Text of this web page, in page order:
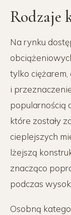
Rodzaje
Na rynku
tylko ciężarem,
i
popularnością
które zostały
cieplejszych
lżejszą
znacząco
podczas
Osobną